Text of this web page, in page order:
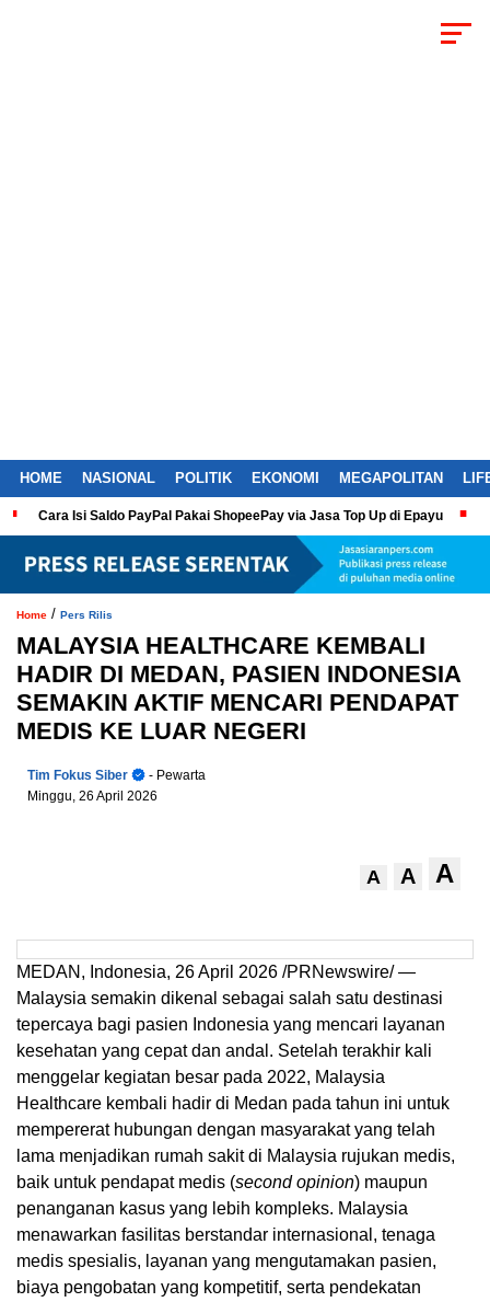
HOME NASIONAL POLITIK EKONOMI MEGAPOLITAN
Cara Isi Saldo PayPal Pakai ShopeePay via Jasa Top Up di Epayu
Home / Pers Rilis
MALAYSIA HEALTHCARE KEMBALI
HADIR DI MEDAN, PASIEN INDONESIA
SEMAKIN AKTIF MENCARI PENDAPAT
MEDIS KE LUAR NEGERI
Tim Fokus Siber
- Pewarta
Minggu, 26 April 2026
A A A
MEDAN, Indonesia, 26 April 2026 /PRNewswire/ —
Malaysia semakin dikenal sebagai salah satu destinasi
tepercaya bagi pasien Indonesia yang mencari layanan
kesehatan yang cepat dan andal. Setelah terakhir kali
menggelar kegiatan besar pada 2022, Malaysia
Healthcare kembali hadir di Medan pada tahun ini untuk
mempererat hubungan dengan masyarakat yang telah
lama menjadikan rumah sakit di Malaysia rujukan medis,
baik untuk pendapat medis (second opinion) maupun
penanganan kasus yang lebih kompleks. Malaysia
menawarkan fasilitas berstandar internasional, tenaga
medis spesialis, layanan yang mengutamakan pasien,
biaya pengobatan yang kompetitif, serta pendekatan